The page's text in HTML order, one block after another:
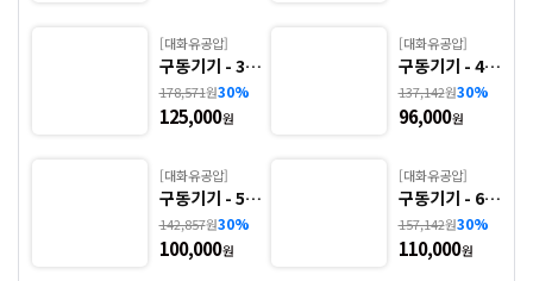
[대화유공압]
구동기기 - 3.
HS-LA ※ 사
양 선정 후 견
적 의뢰 바랍니
178,571원30%
125,000원
[대화유공압]
구동기기 - 4.
HS-LB ※ 사
양 선정 후 견
적 의뢰 바랍니
137,142원30%
96,000원
[대화유공압]
구동기기 - 5.
HS-FA ※ 사양
선정 후 견적
의뢰 바랍니다.
142,857원30%
100,000원
[대화유공압]
구동기기 - 6.
HS-FY ※ 사양
선정 후 견적
의뢰 바랍니다.
157,142원30%
110,000원